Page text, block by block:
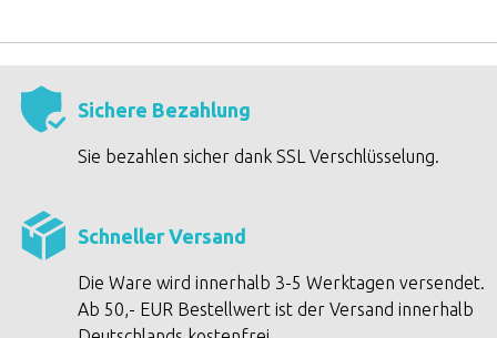
Sichere Bezahlung
Sie bezahlen sicher dank SSL Verschlüsselung.
Schneller Versand
Die Ware wird innerhalb 3-5 Werktagen versendet.
Ab 50,- EUR Bestellwert ist der Versand innerhalb